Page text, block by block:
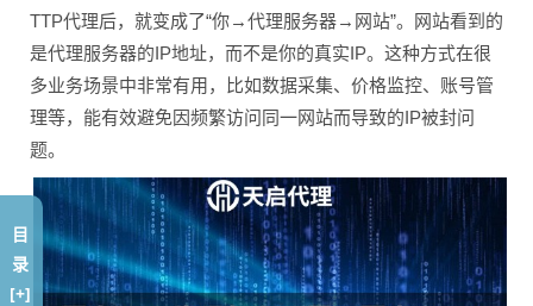
TTP代理后，就变成了“你→代理服务器→网站”。网站看到的
是代理服务器的IP地址，而不是你的真实IP。这种方式在很
多业务场景中非常有用，比如数据采集、价格监控、账号管
理等，能有效避免因频繁访问同一网站而导致的IP被封问
题。
目
录
[+]